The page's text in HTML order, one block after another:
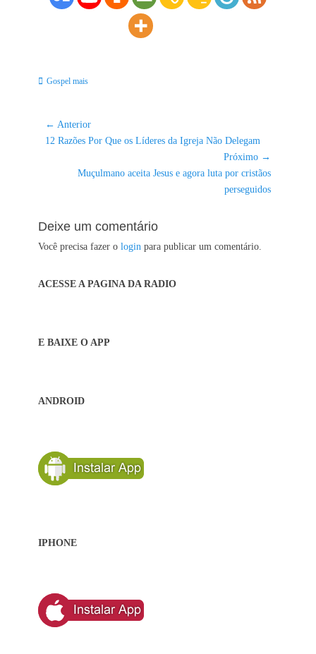
Categorias:
Gospel mais
Navegação
de
← Anterior
Post
12 Razões Por Que os Líderes da Igreja Não Delegam
Próximo →
PróximoMuçulmano aceita Jesus e agora luta por cristãos
perseguidos
Deixe um comentário
Você precisa fazer o login para publicar um comentário.
ACESSE A PAGINA DA RADIO
E BAIXE O APP
ANDROID
IPHONE